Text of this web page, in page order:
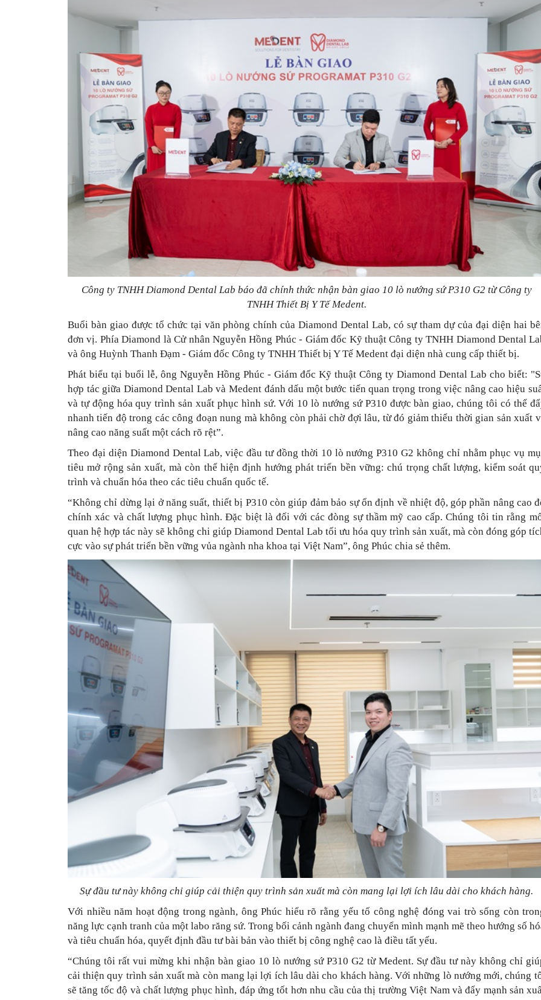
Công ty TNHH Diamond Dental Lab báo đã chính thức nhận bàn giao 10 lò nướng sứ P310 G2 từ Công ty
TNHH Thiết Bị Y TếMedent.
Buổi bàn giao được tổ chức tại văn phòng chính của Diamond Dental Lab, có sự tham dự của đại diện hai
đơn vị. Phía Diamond là Cử nhân Nguyễn Hồng Phúc - Giám đốc Kỹ thuật Công ty TNHH Diamond Dental
và ông Huỳnh Thanh Đạm - Giám đốc Công ty TNHH Thiết bị Y Tế Medent đại diện nhà cung cấp thiết bị.
Phát biểu tại buổi lễ, ông Nguyễn Hồng Phúc - Giám đốc Kỹ thuật Công ty Diamond Dental Lab cho biết:
hợp tác giữa Diamond Dental Lab và Medent đánh dấu một bước tiến quan trọng trong việc nâng cao hiệu
và tự động hóa quy trình sản xuất phục hình sứ. Với 10 lò nướng sứ P310 được bàn giao, chúng tôi có thể
nhanh tiến độ trong các công đoạn nung mà không còn phải chờ đợi lâu, từ đó giảm thiểu thời gian sản xuất
nâng cao năng suất một cách rõ rệt”.
Theo đại diện Diamond Dental Lab, việc đầu tư đồng thời 10 lò nướng P310 G2 không chỉ nhằm phục vụ
tiêu mở rộng sản xuất, mà còn thể hiện định hướng phát triển bền vững: chú trọng chất lượng, kiểm soát
trình và chuẩn hóa theo các tiêu chuẩn quốc tế.
“Không chỉ dừng lại ở năng suất, thiết bị P310 còn giúp đảm bảo sự ổn định về nhiệt độ, góp phần nâng cao
chính xác và chất lượng phục hình. Đặc biệt là đối với các đòng sự thầm mỹ cao cấp. Chúng tôi tin rằng
quan hệ hợp tác này sẽ không chi giúp Diamond Dental Lab tối ưu hóa quy trình sản xuất, mà còn đóng góp
cực vào sự phát triển bền vững vủa ngành nha khoa tại Việt Nam”, ông Phúc chia sẻ thêm.
Sự đầu tư này không chỉ giúp cải thiện quy trình sản xuất mà còn mang lại lợi ích lâu dài cho khách hàng.
Với nhiều năm hoạt động trong ngành, ông Phúc hiểu rõ rằng yếu tố công nghệ đóng vai trò sống còn
năng lực cạnh tranh của một labo răng sứ. Trong bối cảnh ngành đang chuyển mình mạnh mẽ theo hướng số
và tiêu chuẩn hóa, quyết định đầu tư bài bản vào thiết bị công nghệ cao là điều tất yếu.
“Chúng tôi rất vui mừng khi nhận bàn giao 10 lò nướng sứ P310 G2 từ Medent. Sự đầu tư này không chỉ
cải thiện quy trình sản xuất mà còn mang lại lợi ích lâu dài cho khách hàng. Với những lò nướng mới, chúng
sẽ tăng tốc độ và chất lượng phục hình, đáp ứng tốt hơn nhu cầu của thị trường Việt Nam và đẩy mạnh sản